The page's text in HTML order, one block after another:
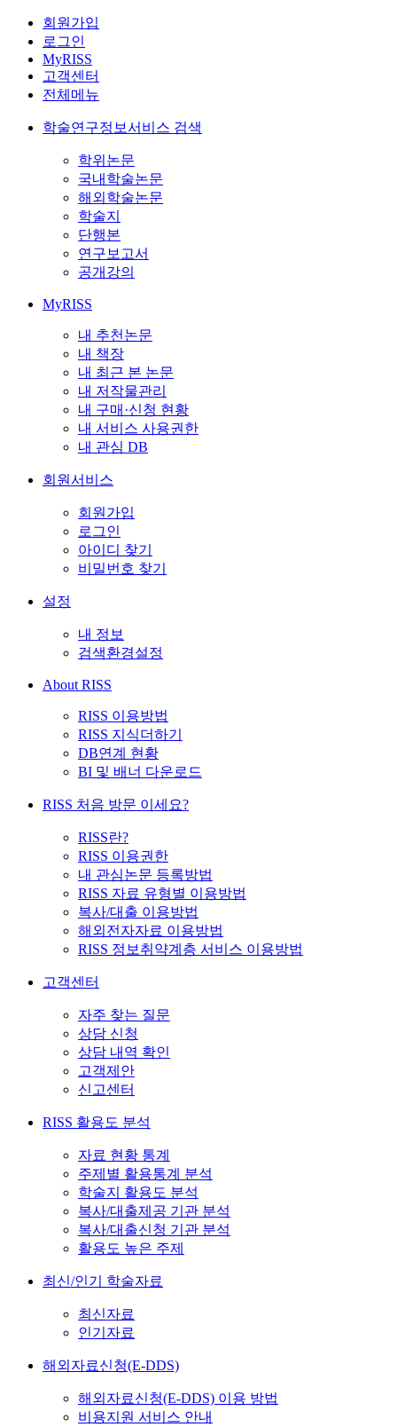
회원가입
로그인
MyRISS
고객센터
전체메뉴
학술연구정보서비스 검색
학위논문
국내학술논문
해외학술논문
학술지
단행본
연구보고서
공개강의
MyRISS
내 추천논문
내 책장
내 최근 본 논문
내 저작물관리
내 구매·신청 현황
내 서비스 사용권한
내 관심 DB
회원서비스
회원가입
로그인
아이디 찾기
비밀번호 찾기
설정
내 정보
검색환경설정
About RISS
RISS 이용방법
RISS 지식더하기
DB연계 현황
BI 및 배너 다운로드
RISS 처음 방문 이세요?
RISS란?
RISS 이용권한
내 관심논문 등록방법
RISS 자료 유형별 이용방법
복사/대출 이용방법
해외전자자료 이용방법
RISS 정보취약계층 서비스 이용방법
고객센터
자주 찾는 질문
상담 신청
상담 내역 확인
고객제안
신고센터
RISS 활용도 분석
자료 현황 통계
주제별 활용통계 분석
학술지 활용도 분석
복사/대출제공 기관 분석
복사/대출신청 기관 분석
활용도 높은 주제
최신/인기 학술자료
최신자료
인기자료
해외자료신청(E-DDS)
해외자료신청(E-DDS) 이용 방법
비용지원 서비스 안내